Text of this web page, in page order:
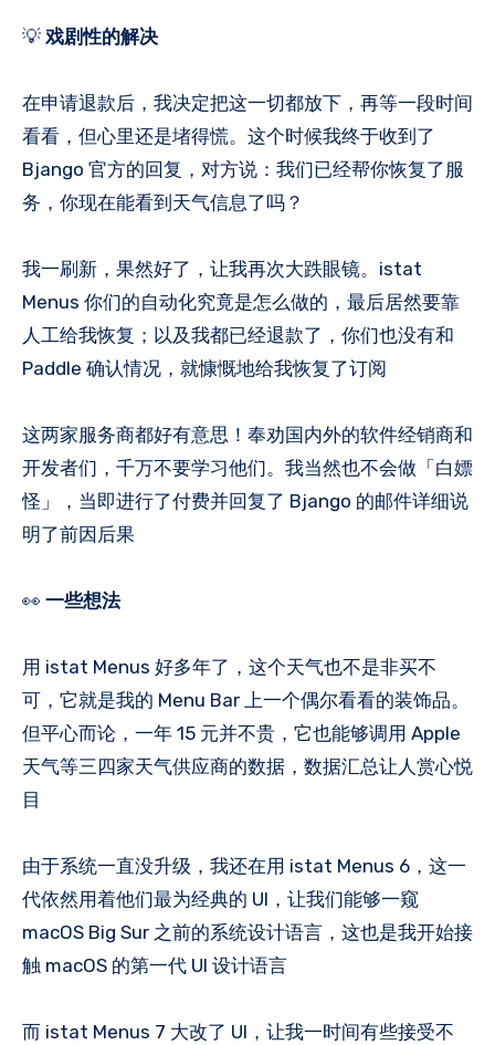
💡 戏剧性的解决
在申请退款后，我决定把这一切都放下，再等一段时间
看看，但心里还是堵得慌。这个时候我终于收到了
Bjango 官方的回复，对方说：我们已经帮你恢复了服
务，你现在能看到天气信息了吗？
我一刷新，果然好了，让我再次大跌眼镜。istat
Menus 你们的自动化究竟是怎么做的，最后居然要靠
人工给我恢复；以及我都已经退款了，你们也没有和
Paddle 确认情况，就慷慨地给我恢复了订阅
这两家服务商都好有意思！奉劝国内外的软件经销商和
开发者们，千万不要学习他们。我当然也不会做「白嫖
怪」，当即进行了付费并回复了 Bjango 的邮件详细说
明了前因后果
👀 一些想法
用 istat Menus 好多年了，这个天气也不是非买不
可，它就是我的 Menu Bar 上一个偶尔看看的装饰品。
但平心而论，一年 15 元并不贵，它也能够调用 Apple
天气等三四家天气供应商的数据，数据汇总让人赏心悦
目
由于系统一直没升级，我还在用 istat Menus 6，这一
代依然用着他们最为经典的 UI，让我们能够一窥
macOS Big Sur 之前的系统设计语言，这也是我开始接
触 macOS 的第一代 UI 设计语言
而 istat Menus 7 大改了 UI，让我一时间有些接受不